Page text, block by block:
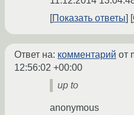
Показать ответы
Ответ на: комментарий от
12:56:02 +00:00
up to
anonymous